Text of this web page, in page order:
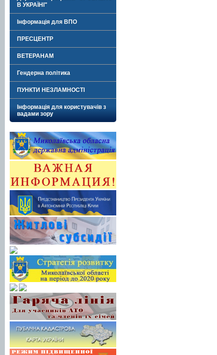
В УКРАЇНІ"
Інформація для ВПО
ПРЕСЦЕНТР
ВЕТЕРАНАМ
Гендерна політика
ПУНКТИ НЕЗЛАМНОСТІ
Інформація для користувачів з
вадами зору